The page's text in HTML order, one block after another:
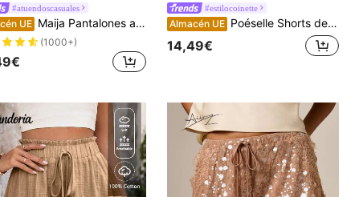
#atuendoscasuales
UE Maija Pantalones anchos y sueltos de estilo casual para mujer, de unicolor, adecuados para el verano, el transporte urbano, el estilo casual de oficina y el uso docente
(1000+)
#estilocoinette
Almacén UE Poéselle Shorts de satén blanco con ribete de encaje para mujer, bloomers elegantes de verano para dormir, shorts sueltos con cintura elástica y volantes para vacaciones, looks casuales de primavera/verano en color crema
14,49€